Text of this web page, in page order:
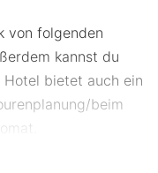
von folgenden
kannst du
Hotel bietet auch ein
beim